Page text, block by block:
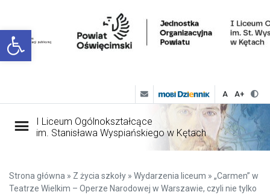
Open toolbar
A A+
I Liceum Ogólnokształcące
im. Stanisława Wyspiańskiego w Kętach
Strona główna » Z życia szkoły » Wydarzenia liceum » „Carmen” w
Teatrze Wielkim – Operze Narodowej w Warszawie, czyli nie tylko